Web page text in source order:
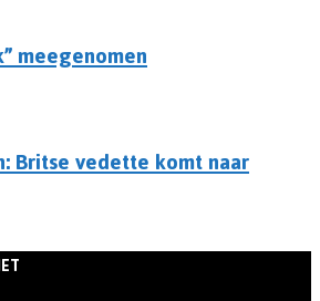
meegenomen
Britse vedette komt naar